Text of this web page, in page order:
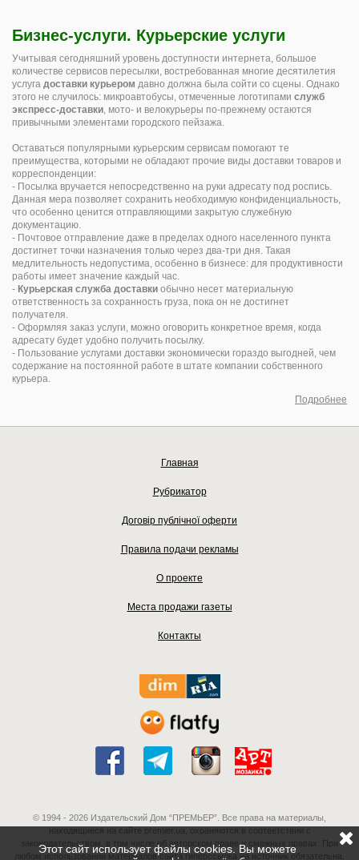
Бизнес-услуги. Курьерские услуги
Учитывая сегодняшний уровень доступности интернета, большое
количестве сервисов пересылки, востребованная многие десятилетия
услуга доставки курьером давно должна была сойти со сцены. Однако
этого не случилось: микроавтобусы, отмеченные логотипами служб
экспресс-доставки, мото- и велокурьеры по-прежнему остаются
привычными элементами городского пейзажа.
Оставаться популярными курьерским сервисам помогают те
преимущества, которыми не обладают прочие виды доставки товаров и
корреспонденции:
- Посылка вручается непосредственно на руки адресату под роспись.
Данная мера позволяет сохранить необходимую конфиденциальность,
что особенно ценится отправляющими закрытую служебную
документацию.
- Почтовое отправление даже в пределах одного населенного пункта
достигнет точки назначения только через два-три дня. Такая
медлительность недопустима, особенно в бизнесе: для продуктивности
работы имеет значение каждый час.
- Курьерская служба доставки обычно несет материальную
ответственность за сохранность груза, пока он не достигнет
получателя.
- Оформляя заказ услуги, можно оговорить конкретное время, когда
адресату будет удобно получить посылку.
- Пользование услугами доставки экономически гораздо выгодней, чем
содержание на постоянной работе в штате компании собственного
курьера.
Подробнее
Главная
Рубрикатор
Договір публічної оферти
Правила подачи рекламы
О проекте
Места продажи газеты
Контакты
© 1994 - 2026 Издательский Дом “ПРЕМЬЕР”. Все права на материалы,
находящиеся на сайте premier.ua, охраняются в соответствии с
законодательством, в том числе об авторском праве и смежных правах. При
любом использовании материалов сайта гиперссылка на источник обязательна.
Этот сайт использует файлы cookies. Вы можете